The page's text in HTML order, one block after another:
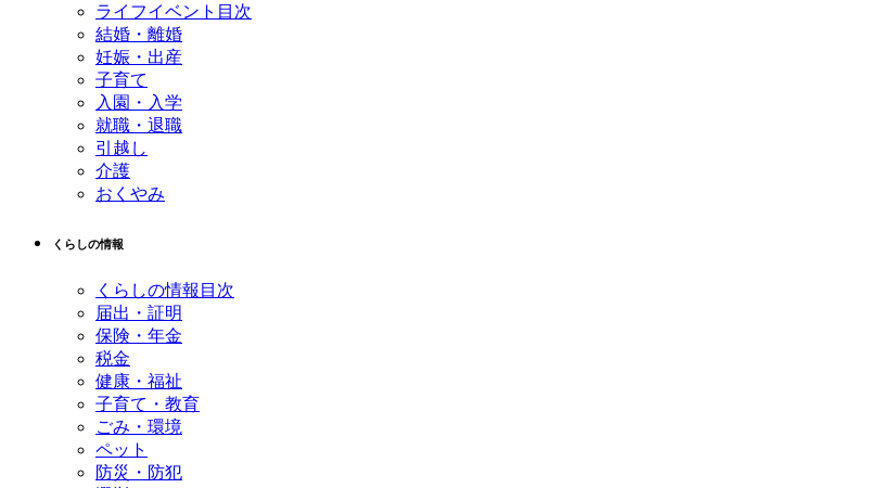
ライフイベント目次
結婚・離婚
妊娠・出産
子育て
入園・入学
就職・退職
引越し
介護
おくやみ
くらしの情報
くらしの情報目次
届出・証明
保険・年金
税金
健康・福祉
子育て・教育
ごみ・環境
ペット
防災・防犯